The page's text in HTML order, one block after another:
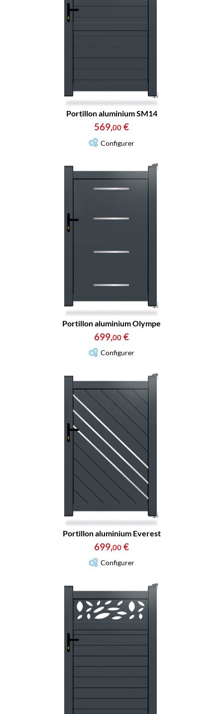
Portillon aluminium SM14
569,00 €
Configurer
Portillon aluminium Olympe
699,00 €
Configurer
Portillon aluminium Everest
699,00 €
Configurer